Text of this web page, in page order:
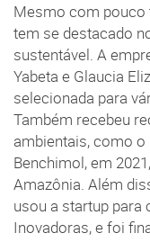
Mesmo com pouco
tem se destacado
sustentável. A
Yabeta e Glaucia
selecionada para
Também recebeu
ambientais, como
Benchimol, em
Amazônia. Além
usou a startup
Inovadoras, e foi